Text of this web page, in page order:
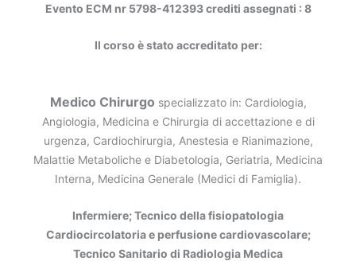
Evento ECM nr 5798-412393 crediti assegnati : 8
Il corso è stato accreditato per:
Medico Chirurgo specializzato in: Cardiologia,
Angiologia, Medicina e Chirurgia di accettazione e di
urgenza, Cardiochirurgia, Anestesia e Rianimazione,
Malattie Metaboliche e Diabetologia, Geriatria, Medicina
Interna, Medicina Generale (Medici di Famiglia).
Infermiere; Tecnico della fisiopatologia
Cardiocircolatoria e perfusione cardiovascolare;
Tecnico Sanitario di Radiologia Medica